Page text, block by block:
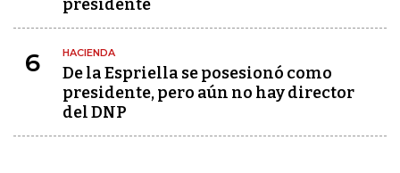
presidente
6 HACIENDA
De la Espriella se posesionó como
presidente, pero aún no hay director
del DNP